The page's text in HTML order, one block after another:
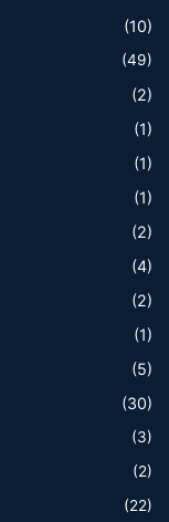
(10)
(49)
(2)
(1)
(1)
(1)
(2)
(4)
(2)
(1)
(5)
(30)
(3)
(2)
(22)